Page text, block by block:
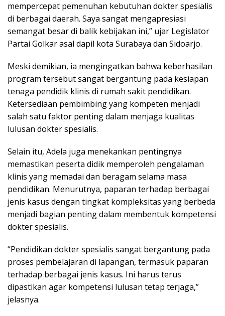
mempercepat pemenuhan kebutuhan dokter spesialis
di berbagai daerah. Saya sangat mengapresiasi
semangat besar di balik kebijakan ini,” ujar Legislator
Partai Golkar asal dapil kota Surabaya dan Sidoarjo.
Meski demikian, ia mengingatkan bahwa keberhasilan
program tersebut sangat bergantung pada kesiapan
tenaga pendidik klinis di rumah sakit pendidikan.
Ketersediaan pembimbing yang kompeten menjadi
salah satu faktor penting dalam menjaga kualitas
lulusan dokter spesialis.
Selain itu, Adela juga menekankan pentingnya
memastikan peserta didik memperoleh pengalaman
klinis yang memadai dan beragam selama masa
pendidikan. Menurutnya, paparan terhadap berbagai
jenis kasus dengan tingkat kompleksitas yang berbeda
menjadi bagian penting dalam membentuk kompetensi
dokter spesialis.
“Pendidikan dokter spesialis sangat bergantung pada
proses pembelajaran di lapangan, termasuk paparan
terhadap berbagai jenis kasus. Ini harus terus
dipastikan agar kompetensi lulusan tetap terjaga,”
jelasnya.